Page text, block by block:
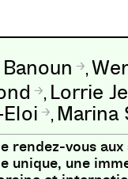
,
, Lorrie
, Marina
rendez-vous
unique, une